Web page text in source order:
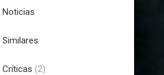
Noticias
Similares
Críticas (2)